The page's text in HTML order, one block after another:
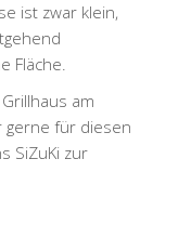
ist zwar klein,
Fläche.
am
gerne für diesen
SiZuKi zur